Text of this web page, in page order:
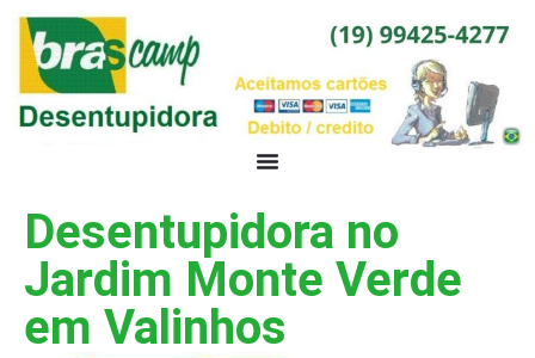
Desentupidora no
Jardim Monte Verde
em Valinhos